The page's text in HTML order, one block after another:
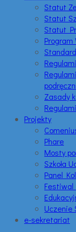
Statut
Statut
Statut
Zasady
Projekty
Phare
Mosty
Szkoła
Panel
Festiwal
Uczenie
e-sekretariat